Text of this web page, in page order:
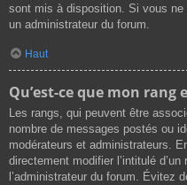
sont mis à disposition. Si vous ne
un administrateur du forum.
Haut
Qu’est-ce que mon
Les rangs, qui peuvent être
nombre de messages postés ou
modérateurs et administrateurs.
directement modifier l’intitulé
l’administrateur du forum. Évitez